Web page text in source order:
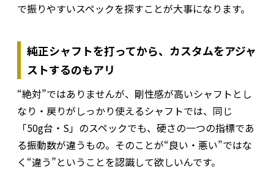
で振りやすいスペックを探すことが大事になります。
純正シャフトを打ってから、カスタムをアジャ
ストするのもアリ
“絶対”ではありませんが、剛性感が高いシャフトとし
なり・戻りがしっかり使えるシャフトでは、同じ
「50g台・S」のスペックでも、硬さの一つの指標であ
る振動数が違うもの。そのことが“良い・悪い”ではな
く“違う”ということを認識して欲しいんです。